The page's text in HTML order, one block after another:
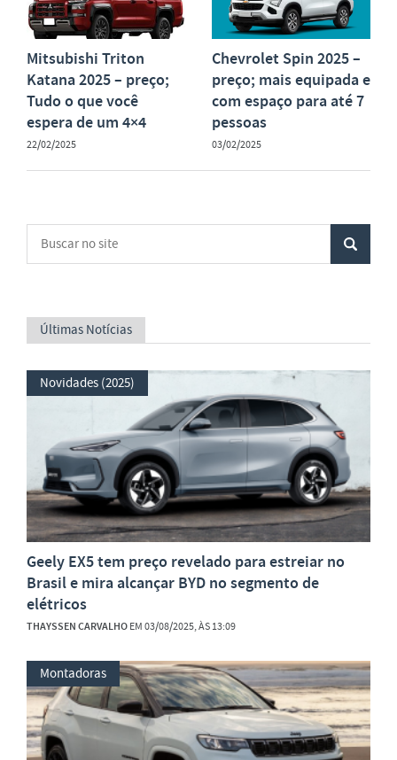
Mitsubishi Triton
Katana 2025 – preço;
Tudo o que você
espera de um 4×4
22/02/2025
Chevrolet Spin 2025 –
preço; mais equipada e
com espaço para até 7
pessoas
03/02/2025
Últimas Notícias
Novidades (2025)
Geely EX5 tem preço revelado para estreiar no
Brasil e mira alcançar BYD no segmento de
elétricos
THAYSSEN CARVALHOEM 03/08/2025, ÀS 13:09
Montadoras